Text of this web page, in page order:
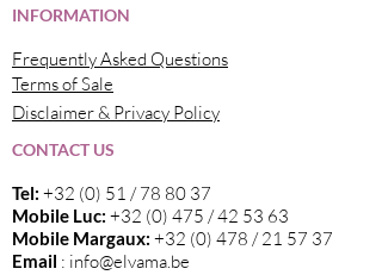
INFORMATION
Frequently Asked Questions
Terms of Sale
Disclaimer & Privacy Policy
CONTACT US
Tel: +32 (0) 51 / 78 80 37
Mobile Luc: +32 (0) 475 / 42 53 63
Mobile Margaux: +32 (0) 478 / 21 57 37
Email : info@elvama.be